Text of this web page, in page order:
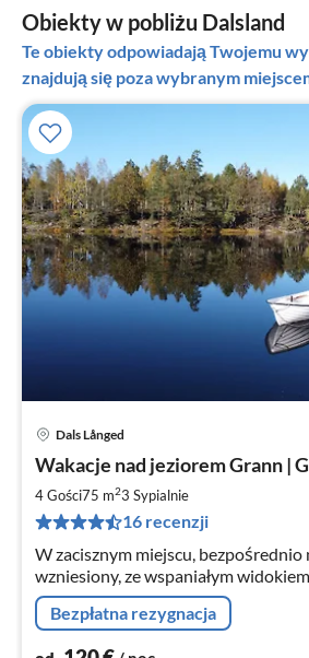
Obiekty w pobliżu Dalsland
Te obiekty odpowiadają Twojemu
znajdują się poza wybranym
Dals Långed
Wakacje nad jeziorem Grann |
4 Gości75 m23 Sypialnie
16 recenzji
W zacisznym miejscu, bezpośrednio
wzniesiony, ze wspaniałym
Jeśli chcielibyście obejrzeć łosia z
odrobinie szczęścia jest to możliwe!
Bezpłatna rezygnacja